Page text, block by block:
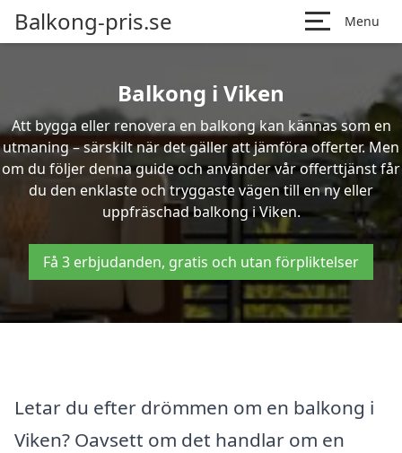
Balkong-pris.se Menu
Balkong i Viken
Att bygga eller renovera en balkong kan kännas som en
utmaning – särskilt när det gäller att jämföra offerter. Men
om du följer denna guide och använder vår offerttjänst får
du den enklaste och tryggaste vägen till en ny eller
uppfräschad balkong i Viken.
Få 3 erbjudanden, gratis och utan förpliktelser
Letar du efter drömmen om en balkong i
Viken? Oavsett om det handlar om en